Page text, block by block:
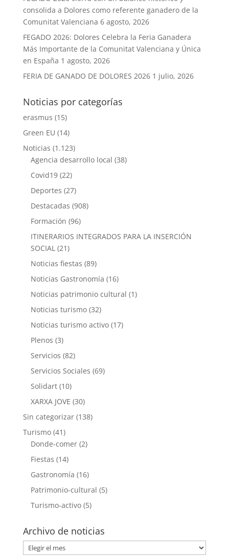
consolida a Dolores como referente ganadero de la
Comunitat Valenciana 6 agosto, 2026
FEGADO 2026: Dolores Celebra la Feria Ganadera
Más Importante de la Comunitat Valenciana y Única
en España 1 agosto, 2026
FERIA DE GANADO DE DOLORES 2026 1 julio, 2026
Noticias por categorías
erasmus (15)
Green EU (14)
Noticias (1.123)
Agencia desarrollo local (38)
Covid19(22)
Deportes (27)
Destacadas (908)
Formación (96)
ITINERARIOS INTEGRADOS PARA LA INSERCIÓN
SOCIAL (21)
Noticias fiestas (89)
Noticias Gastronomía (16)
Noticias patrimonio cultural (1)
Noticias turismo(32)
Noticias turismo activo(17)
Plenos (3)
Servicios (82)
Servicios Sociales (69)
Solidart(10)
XARXA JOVE (30)
Sin categorizar(138)
Turismo(41)
Donde-comer(2)
Fiestas (14)
Gastronomía (16)
Patrimonio-cultural (5)
Turismo-activo(5)
Archivo de noticias
Archivo